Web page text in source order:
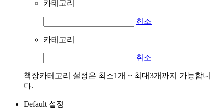
카테고리
취소
카테고리
취소
책장카테고리 설정은 최소1개 ~ 최대3개까지 가능합니
다.
Default 설정